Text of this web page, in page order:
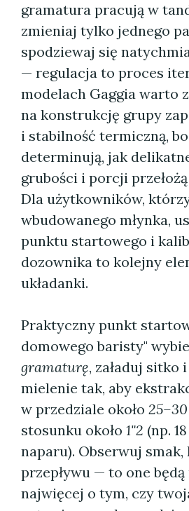
gramatura pracują w
zmieniaj tylko jednego
spodziewaj się
— regulacja to proces
modelach Gaggia warto
na konstrukcję grupy
i stabilność termiczną,
determinują, jak
grubości i porcji
Dla użytkowników,
wbudowanego młynka,
punktu startowego i
dozownika to kolejny
układanki.
Praktyczny punkt
domowego baristy"
gramaturę, załaduj sitko
mielenie tak, aby
w przedziale około
stosunku około 1"2 (np.
naparu). Obserwuj
przepływu — to one
najwięcej o tym, czy